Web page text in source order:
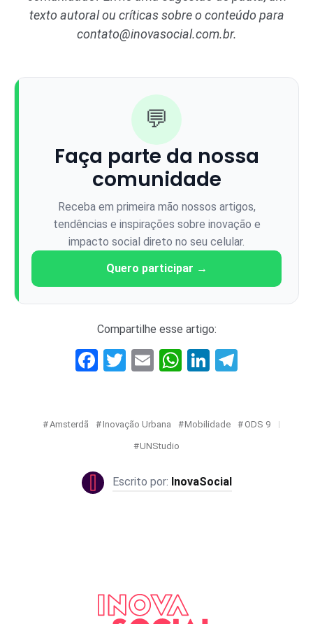
texto autoral ou críticas sobre o conteúdo para
contato@inovasocial.com.br.
💬
Faça parte da nossa
comunidade
Receba em primeira mão nossos artigos,
tendências e inspirações sobre inovação e
impacto social direto no seu celular.
Quero participar →
Compartilhe esse artigo:
Facebook
Twitter
EmailWhatsApp
LinkedIn
Amsterdã Inovação Urbana Mobilidade ODS 9
UNStudio
InovaSocial